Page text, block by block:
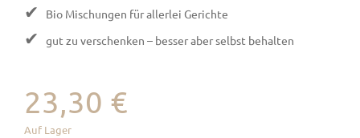
✔ Bio Mischungen für allerlei Gerichte
✔ gut zu verschenken – besser aber selbst behalten
23,30 €
Auf Lager